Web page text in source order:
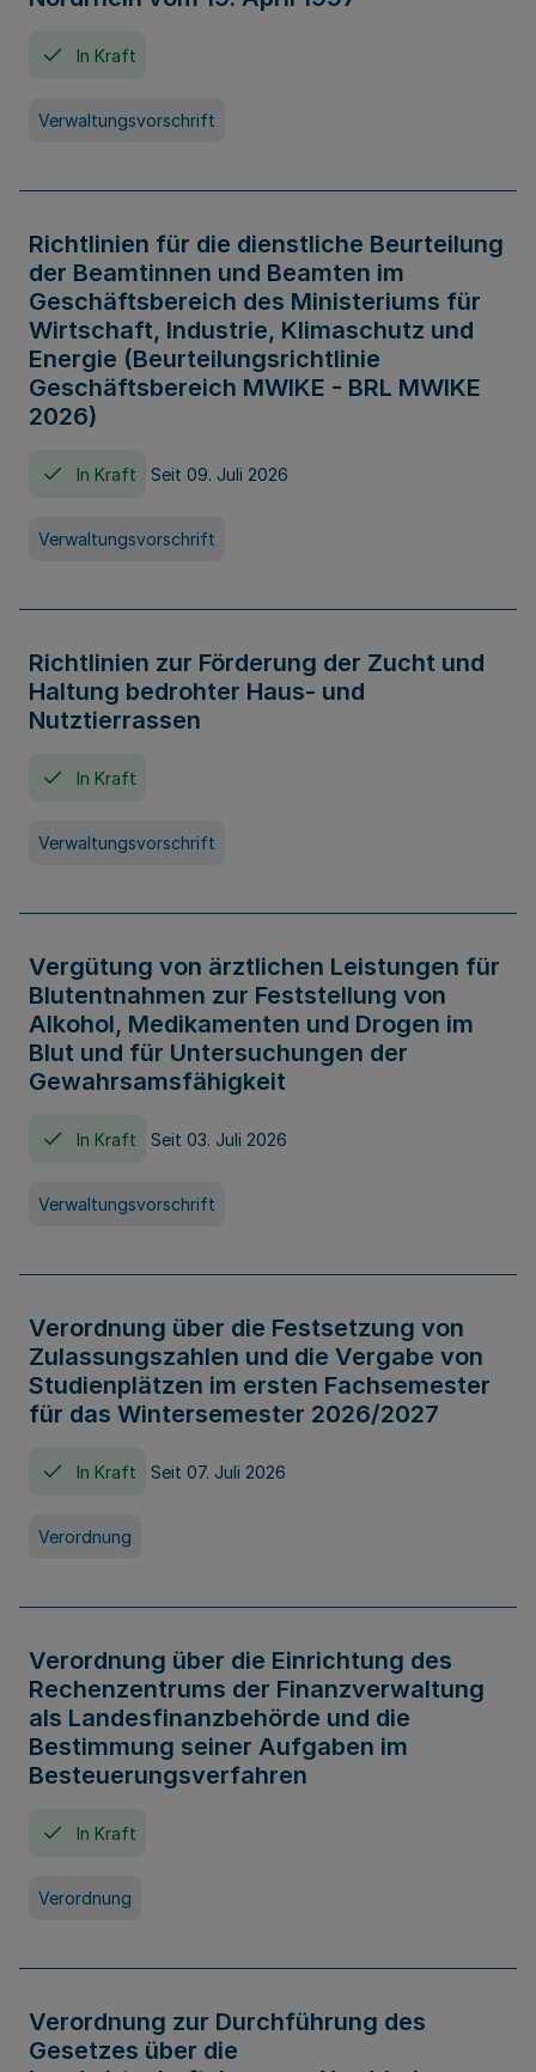
In Kraft
Verwaltungsvorschrift
Richtlinien für die dienstliche Beurteilung
der Beamtinnen und Beamten im
Geschäftsbereich des Ministeriums für
Wirtschaft, Industrie, Klimaschutz und
Energie (Beurteilungsrichtlinie
Geschäftsbereich MWIKE - BRL MWIKE
2026)
In Kraft Seit 09. Juli 2026
Verwaltungsvorschrift
Richtlinien zur Förderung der Zucht und
Haltung bedrohter Haus- und
Nutztierrassen
In Kraft
Verwaltungsvorschrift
Vergütung von ärztlichen Leistungen für
Blutentnahmen zur Feststellung von
Alkohol, Medikamenten und Drogen im
Blut und für Untersuchungen der
Gewahrsamsfähigkeit
In Kraft Seit 03. Juli 2026
Verwaltungsvorschrift
Verordnung über die Festsetzung von
Zulassungszahlen und die Vergabe von
Studienplätzen im ersten Fachsemester
für das Wintersemester 2026/2027
In Kraft Seit 07. Juli 2026
Verordnung
Verordnung über die Einrichtung des
Rechenzentrums der Finanzverwaltung
als Landesfinanzbehörde und die
Bestimmung seiner Aufgaben im
Besteuerungsverfahren
In Kraft
Verordnung
Verordnung zur Durchführung des
Gesetzes über die